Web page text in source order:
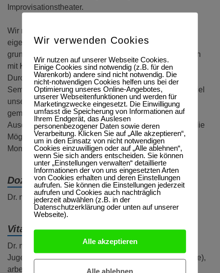
Improvisationstheater.
Wir möchten in diesem Seminar vermitteln, wie unsere
eigenen Erfahrungen mit dem Spiel auf der Bühne
grundlegende Veränderungen innerhalb von Prozessen
mit Klientinnen und Familien hervorrufen können.
Durch praxisnahe Übungen und Methoden soll das
Seminar einen unerwarteten Erfahrungsraum bieten. Ziel
unseres Workshops ist es, Sicherheit und Vertrauen im
gemeinsamen Spiel erlebbar zu machen. Nonverbale
Ausdrucksformen, Spontaneität und Kreativität bieten die
Möglichkeit, sich selbst in abstrusen und sonderbaren
Momenten auszuleben!
Dozent:
Dr. med. Tobias Wolf, Lorenz Fischer
Vita:
Dr. med. Tobias Wolf, Facharzt für Kinder- und
Jugendpsychiatrie, -psychotherapie (Verhaltenstherapie),
arbeitet in einer familientherapeutischen
Wir verwenden Cookies
Wir nutzen auf unserer Webseite Cookies.
Einige Cookies sind notwendig (z.B. für den
Warenkorb) andere sind nicht notwendig. Die
nicht-notwendigen Cookies helfen uns bei der
Optimierung unseres Online-Angebotes,
unserer Webseitenfunktionen und werden für
Marketingzwecke eingesetzt. Die Einwilligung
umfasst die Speicherung von Informationen auf
Ihrem Endgerät, das Auslesen
personenbezogener Daten sowie deren
Verarbeitung. Klicken Sie auf „Alle akzeptieren“,
um in den Einsatz von nicht notwendigen
Cookies einzuwilligen oder auf „Alle ablehnen“,
wenn Sie sich anders entscheiden. Sie können
unter „Einstellungen verwalten“ detaillierte
Informationen der von uns eingesetzten Arten
von Cookies erhalten und deren Einstellungen
aufrufen. Sie können die Einstellungen jederzeit
aufrufen und Cookies auch nachträglich
jederzeit abwählen (z.B. in der
Datenschutzerklärung oder unten auf unserer
Webseite).
Alle akzeptieren
Alle ablehnen